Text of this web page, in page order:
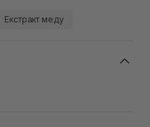
Екстракт меду